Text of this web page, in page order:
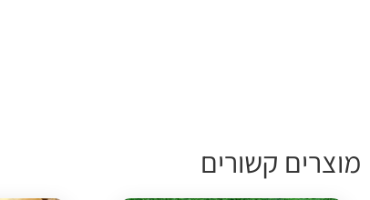
מוצרים קשורים